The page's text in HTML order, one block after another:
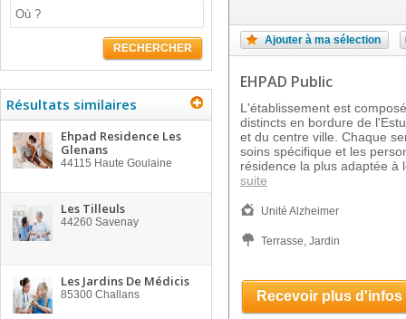
RECHERCHER
Résultats similaires
Ehpad Residence Les
Glenans
44115 Haute Goulaine
Les Tilleuls
44260 Savenay
Les Jardins De Médicis
85300 Challans
Ajouter à ma sélection
EHPAD Public
L'établissement est
distincts en bordure de
et du centre ville. Chaque
soins spécifique et les
résidence la plus adaptée à
suite
Unité Alzheimer
Terrasse, Jardin
Recevoir plus d'infos